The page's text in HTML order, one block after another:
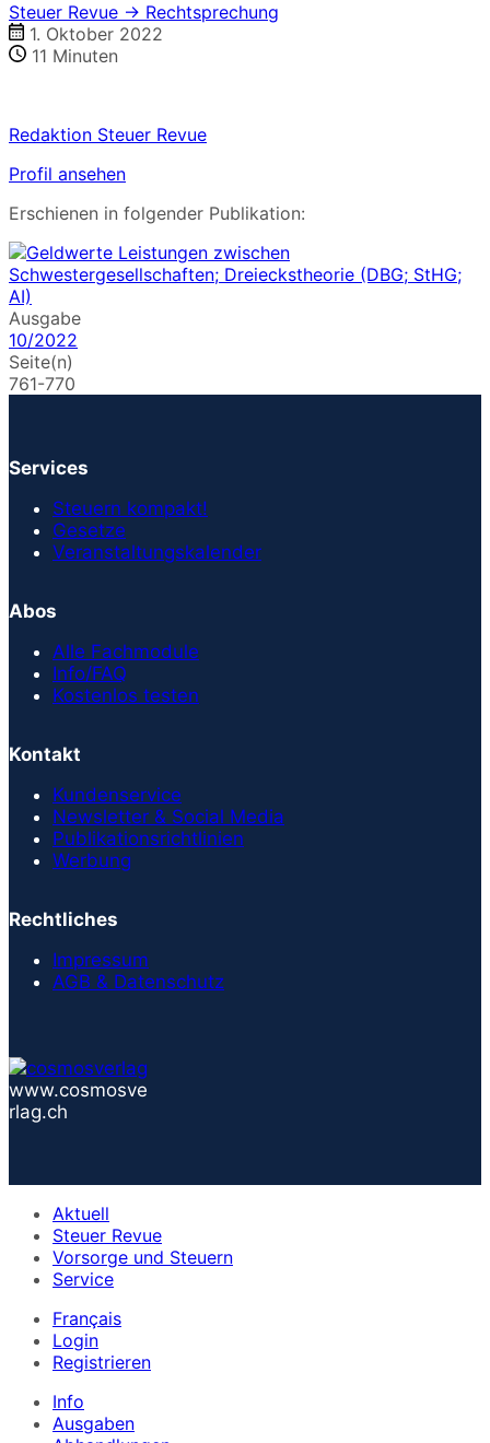
Steuer Revue → Rechtsprechung
1. Oktober 2022
11 Minuten
Redaktion Steuer Revue
Profil ansehen
Erschienen in folgender Publikation:
Ausgabe
10/2022
Seite(n)
761-770
Services
Steuern kompakt!
Gesetze
Veranstaltungskalender
Abos
Alle Fachmodule
Info/FAQ
Kostenlos testen
Kontakt
Kundenservice
Newsletter & Social Media
Publikationsrichtlinien
Werbung
Rechtliches
Impressum
AGB & Datenschutz
www.cosmosve
rlag.ch
Aktuell
Steuer Revue
Vorsorge und Steuern
Service
Français
Login
Registrieren
Info
Ausgaben